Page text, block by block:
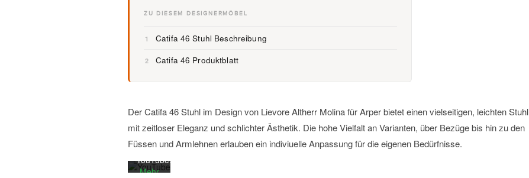
ZU DIESEM DESIGNERMÖBEL
1 Catifa 46 Stuhl Beschreibung
2 Catifa 46 Produktblatt
Der Catifa 46 Stuhl im Design von Lievore Altherr Molina für Arper bietet einen vielseitigen, leichten Stuhl
mit zeitloser Eleganz und schlichter Ästhetik. Die hohe Vielfalt an Varianten, über Bezüge bis hin zu den
Füssen und Armlehnen erlauben ein indiviuelle Anpassung für die eigenen Bedürfnisse.
dem
akzeptieren
Sie die
Datenschutzerklärung
von
YouTube.
Mehr